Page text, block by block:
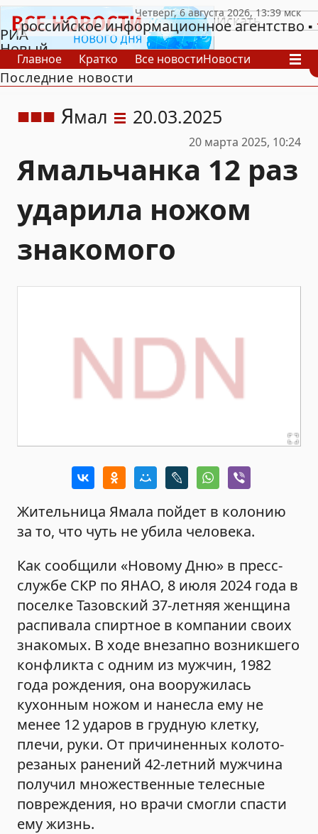
РИА
Новый
День
российское информационное агентство
Главное Кратко Все новостиНовости
В России
В мире
Последние новости
Ямал 20.03.2025
20 марта 2025, 10:24
Ямальчанка 12 раз
ударила ножом
знакомого
Жительница Ямала пойдет в колонию
за то, что чуть не убила человека.
Как сообщили «Новому Дню» в пресс-
службе СКР по ЯНАО, 8 июля 2024 года в
поселке Тазовский 37-летняя женщина
распивала спиртное в компании своих
знакомых. В ходе внезапно возникшего
конфликта с одним из мужчин, 1982
года рождения, она вооружилась
кухонным ножом и нанесла ему не
менее 12 ударов в грудную клетку,
плечи, руки. От причиненных колото-
резаных ранений 42-летний мужчина
получил множественные телесные
повреждения, но врачи смогли спасти
ему жизнь.